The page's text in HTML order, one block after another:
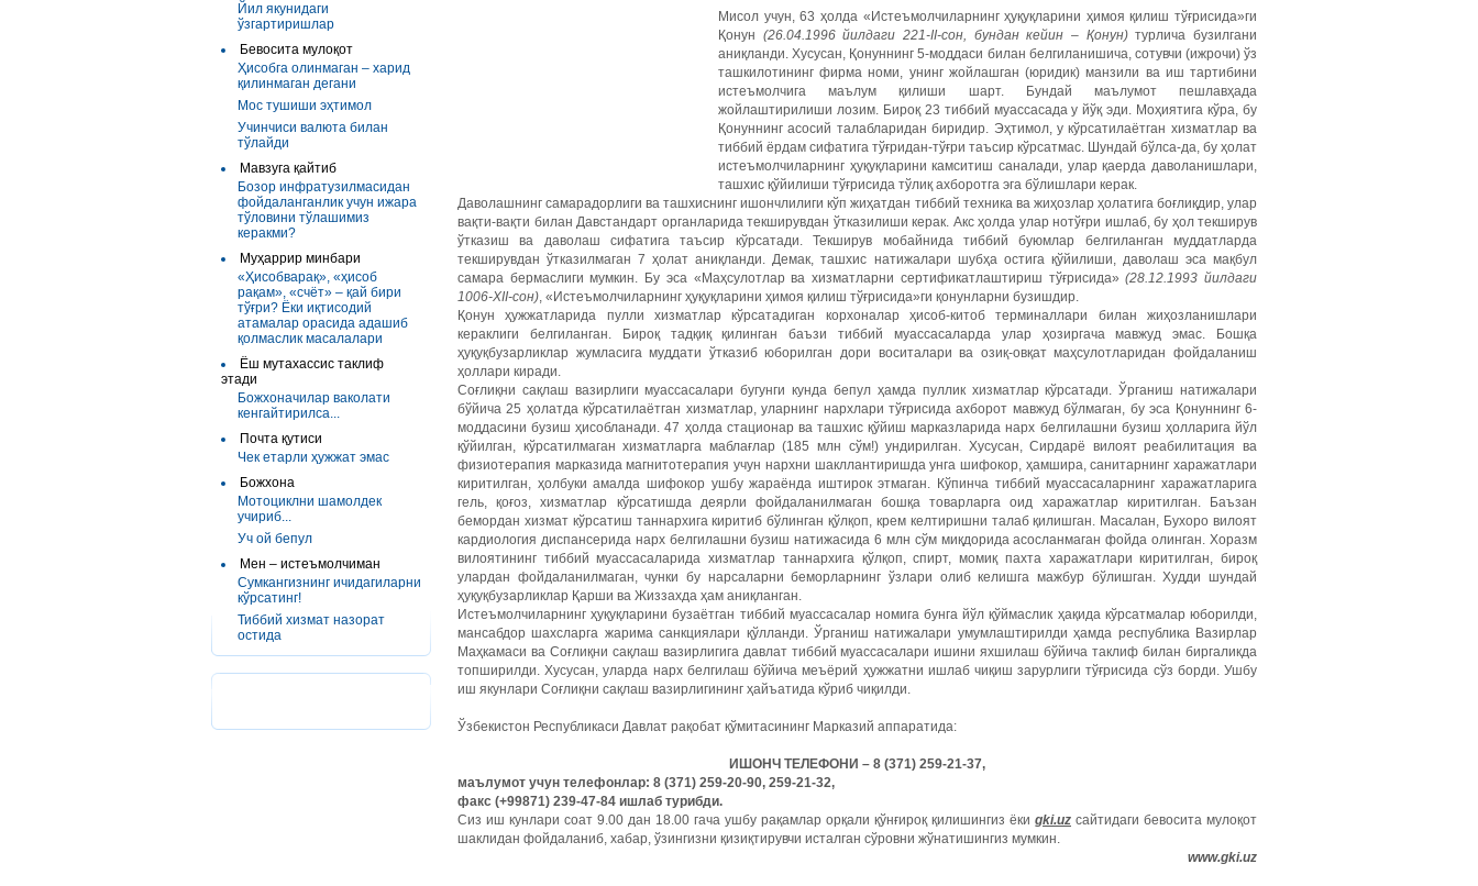
Йил якунидаги
ўзгартиришлар
Бевосита мулоқот
Ҳисобга олинмаган – харид
қилинмаган дегани
Мос тушиши эҳтимол
Учинчиси валюта билан
тўлайди
Мавзуга қайтиб
Бозор инфратузилмасидан
фойдаланганлик учун ижара
тўловини тўлашимиз
керакми?
Муҳаррир минбари
«Ҳисобварақ», «ҳисоб
рақам», «счёт» – қай бири
тўғри? Ёки иқтисодий
атамалар орасида адашиб
қолмаслик масалалари
Ёш мутахассис таклиф
этади
Божхоначилар ваколати
кенгайтирилса...
Почта қутиси
Чек етарли ҳужжат эмас
Божхона
Мотоциклни шамолдек
учириб...
Уч ой бепул
Мен – истеъмолчиман
Сумкангизнинг ичидагиларни
кўрсатинг!
Тиббий хизмат назорат
остида
Мисол учун, 63 ҳолда «Истеъмолчиларнинг ҳуқуқларини ҳимоя қилиш тўғрисида»ги
Қонун (26.04.1996йилдаги 221-II-сон, бундан кейин – Қонун)турлича бузилгани
аниқланди. Хусусан, Қонуннинг 5-моддаси билан белгиланишича, сотувчи (ижрочи) ўз
ташкилотининг фирма номи, унинг жойлашган (юридик) манзили ва иш тартибини
истеъмолчига маълум қилиши шарт. Бундай маълумот пешлавҳада
жойлаштирилиши лозим. Бироқ 23 тиббий муассасада у йўқ эди. Моҳиятига кўра, бу
Қонуннинг асосий талабларидан биридир. Эҳтимол, у кўрсатилаётган хизматлар ва
тиббий ёрдам сифатига тўғридан-тўғри таъсир кўрсатмас. Шундай бўлса-да, бу ҳолат
истеъмолчиларнинг ҳуқуқларини камситиш саналади, улар қаерда даволанишлари,
ташхис қўйилиши тўғрисида тўлиқ ахборотга эга бўлишлари керак.
Даволашнинг самарадорлиги ва ташхиснинг ишончлилиги кўп жиҳатдан тиббий техника ва жиҳозлар ҳолатига боғлиқдир, улар
вақти-вақти билан Давстандарт органларида текширувдан ўтказилиши керак. Акс ҳолда улар нотўғри ишлаб, бу ҳол текширув
ўтказиш ва даволаш сифатига таъсир кўрсатади. Текширув мобайнида тиббий буюмлар белгиланган муддатларда
текширувдан ўтказилмаган 7 ҳолат аниқланди. Демак, ташхис натижалари шубҳа остига қўйилиши, даволаш эса мақбул
самара бермаслиги мумкин. Бу эса «Маҳсулотлар ва хизматларни сертификатлаштириш тўғрисида»(28.12.1993 йилдаги
1006-XII-сон), «Истеъмолчиларнинг ҳуқуқларини ҳимоя қилиш тўғрисида»ги қонунларни бузишдир.
Қонун ҳужжатларида пулли хизматлар кўрсатадиган корхоналар ҳисоб-китоб терминаллари билан жиҳозланишлари
кераклиги белгиланган. Бироқ тадқиқ қилинган баъзи тиббий муассасаларда улар ҳозиргача мавжуд эмас. Бошқа
ҳуқуқбузарликлар жумласига муддати ўтказиб юборилган дори воситалари ва озиқ-овқат маҳсулотларидан фойдаланиш
ҳоллари киради.
Соғлиқни сақлаш вазирлиги муассасалари бугунги кунда бепул ҳамда пуллик хизматлар кўрсатади. Ўрганиш натижалари
бўйича 25 ҳолатда кўрсатилаётган хизматлар, уларнинг нархлари тўғрисида ахборот мавжуд бўлмаган, бу эса Қонуннинг 6-
моддасини бузиш ҳисобланади. 47 ҳолда стационар ва ташхис қўйиш марказларида нарх белгилашни бузиш ҳолларига йўл
қўйилган, кўрсатилмаган хизматларга маблағлар (185 млн сўм!) ундирилган. Хусусан, Сирдарё вилоят реабилитация ва
физиотерапия марказида магнитотерапия учун нархни шакллантиришда унга шифокор, ҳамшира, санитарнинг харажатлари
киритилган, ҳолбуки амалда шифокор ушбу жараёнда иштирок этмаган. Кўпинча тиббий муассасаларнинг харажатларига
гель, қоғоз, хизматлар кўрсатишда деярли фойдаланилмаган бошқа товарларга оид харажатлар киритилган. Баъзан
бемордан хизмат кўрсатиш таннархига киритиб бўлинган қўлқоп, крем келтиришни талаб қилишган. Масалан, Бухоро вилоят
кардиология диспансерида нарх белгилашни бузиш натижасида 6 млн сўм миқдорида асосланмаган фойда олинган. Хоразм
вилоятининг тиббий муассасаларида хизматлар таннархига қўлқоп, спирт, момиқ пахта харажатлари киритилган, бироқ
улардан фойдаланилмаган, чунки бу нарсаларни беморларнинг ўзлари олиб келишга мажбур бўлишган. Худди шундай
ҳуқуқбузарликлар Қарши ва Жиззахда ҳам аниқланган.
Истеъмолчиларнинг ҳуқуқларини бузаётган тиббий муассасалар номига бунга йўл қўймаслик ҳақида кўрсатмалар юборилди,
мансабдор шахсларга жарима санкциялари қўлланди. Ўрганиш натижалари умумлаштирилди ҳамда республика Вазирлар
Маҳкамаси ва Соғлиқни сақлаш вазирлигига давлат тиббий муассасалари ишини яхшилаш бўйича таклиф билан биргаликда
топширилди. Хусусан, уларда нарх белгилаш бўйича меъёрий ҳужжатни ишлаб чиқиш зарурлиги тўғрисида сўз борди. Ушбу
иш якунлари Соғлиқни сақлаш вазирлигининг ҳайъатида кўриб чиқилди.
Ўзбекистон Республикаси Давлат рақобат қўмитасининг Марказий аппаратида:
ИШОНЧ ТЕЛЕФОНИ – 8 (371) 259-21-37,
маълумот учун телефонлар: 8 (371) 259-20-90, 259-21-32,
факс (+99871) 239-47-84 ишлаб турибди.
Сиз иш кунлари соат 9.00 дан 18.00 гача ушбу рақамлар орқали қўнғироқ қилишингиз ёки gki.uz сайтидаги бевосита мулоқот
шаклидан фойдаланиб, хабар, ўзингизни қизиқтирувчи исталган сўровни жўнатишингиз мумкин.
www.gki.uz